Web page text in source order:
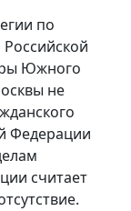
по
Южного
не
Федерации
считает